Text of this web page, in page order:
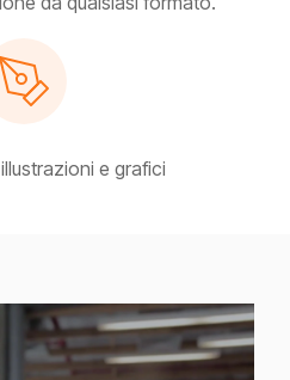
e grafici